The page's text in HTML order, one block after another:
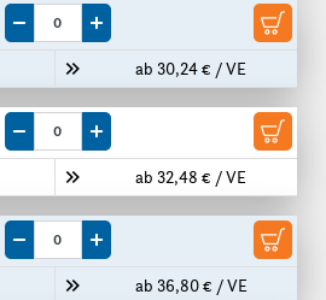
ab 30,24 € / VE
Menge um eine VE reduzieren
Menge um eine VE erhöhen
ab 32,48 € / VE
Menge um eine VE reduzieren
Menge um eine VE erhöhen
ab 36,80 € / VE
Menge um eine VE reduzieren
Menge um eine VE erhöhen